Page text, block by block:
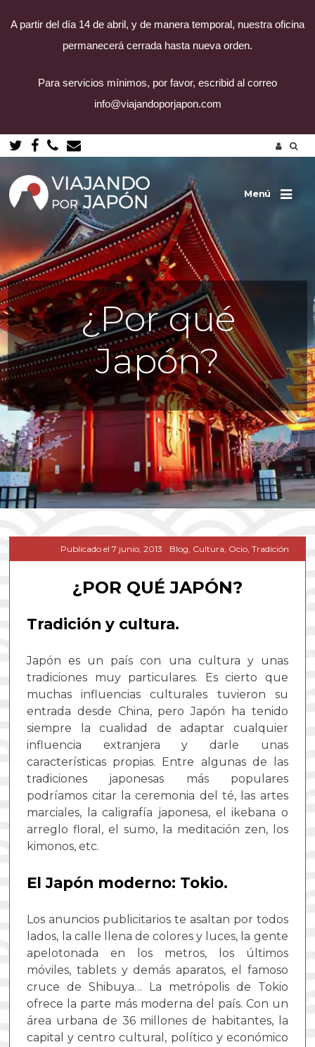
A partir del día 14 de abril, y de manera temporal, nuestra oficina
permanecerá cerrada hasta nueva orden.
Para servicios mínimos, por favor, escribid al correo
info@viajandoporjapon.com
Saltar
al
contenido
Menú
¿Por qué
Japón?
Publicado el 7 junio, 2013 Blog, Cultura, Ocio, Tradición
¿POR QUÉ JAPÓN?
Tradición y cultura.
Japón es un país con una cultura y unas
tradiciones muy particulares. Es cierto que
muchas influencias culturales tuvieron su
entrada desde China, pero Japón ha tenido
siempre la cualidad de adaptar cualquier
influencia extranjera y darle unas
características propias. Entre algunas de las
tradiciones japonesas más populares
podríamos citar la ceremonia del té, las artes
marciales, la caligrafía japonesa, el ikebana o
arreglo floral, el sumo, la meditación zen, los
kimonos, etc.
El Japón moderno: Tokio.
Los anuncios publicitarios te asaltan por todos
lados, la calle llena de colores y luces, la gente
apelotonada en los metros, los últimos
móviles, tablets y demás aparatos, el famoso
cruce de Shibuya… La metrópolis de Tokio
ofrece la parte más moderna del país. Con un
área urbana de 36 millones de habitantes, la
capital y centro cultural, político y económico